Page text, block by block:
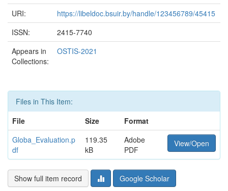
URI:
https://libeldoc.bsuir.by/handle/123456789/45415
ISSN:
2415-7740
Appears in
Collections:
OSTIS-2021
Files in This Item:
File
Size
Format
Globa_Evaluation.p
df
119.35
kB
Adobe
PDF
View/Open
Show full item record Google Scholar